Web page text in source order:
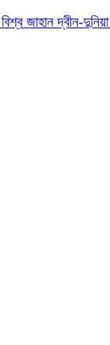
বিশ্ব জাহানদ্বীন-দুনিয়া